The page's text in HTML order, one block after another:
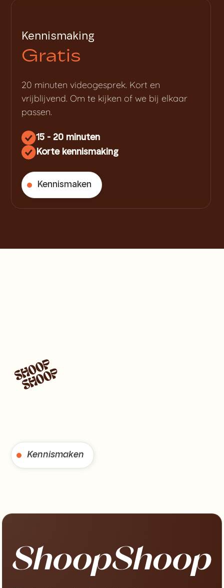
Kennismaking
Gratis
20 minuten videogesprek. Kort en
vrijblijvend. Om te kijken of we bij elkaar
passen.
15 - 20 minuten
Korte kennismaking
Kennismaken
Kennismaken